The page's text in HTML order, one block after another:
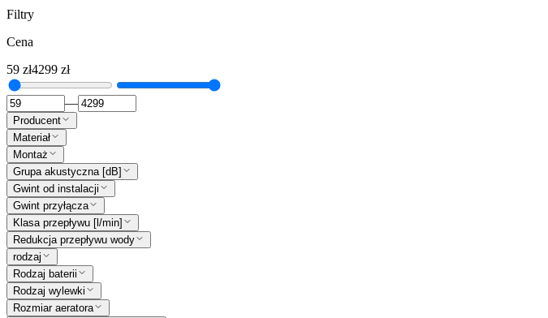
Filtry
Cena
59 zł4299 zł
—
Producent
Materiał
Montaż
Grupa akustyczna [dB]
Gwint od instalacji
Gwint przyłącza
Klasa przepływu [l/min]
Redukcja przepływu wody
rodzaj
Rodzaj baterii
Rodzaj wylewki
Rozmiar aeratora